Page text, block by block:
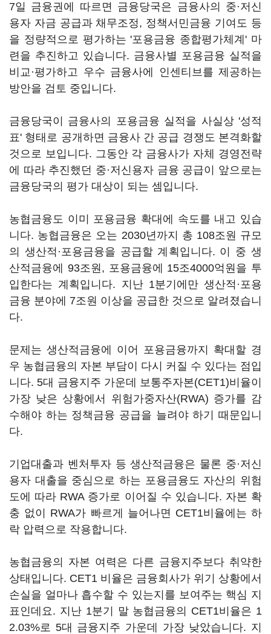
7일 금융권에 따르면 금융당국은 금융사의 중·저신
용자 자금 공급과 채무조정, 정책서민금융 기여도 등
을 정량적으로 평가하는 '포용금융 종합평가체계' 마
련을 추진하고 있습니다. 금융사별 포용금융 실적을
비교·평가하고 우수 금융사에 인센티브를 제공하는
방안을 검토 중입니다.
금융당국이 금융사의 포용금융 실적을 사실상 '성적
표' 형태로 공개하면 금융사 간 공급 경쟁도 본격화할
것으로 보입니다. 그동안 각 금융사가 자체 경영전략
에 따라 추진했던 중·저신용자 금융 공급이 앞으로는
금융당국의 평가 대상이 되는 셈입니다.
농협금융도 이미 포용금융 확대에 속도를 내고 있습
니다. 농협금융은 오는 2030년까지 총 108조원 규모
의 생산적·포용금융을 공급할 계획입니다. 이 중 생
산적금융에 93조원, 포용금융에 15조4000억원을 투
입한다는 계획입니다. 지난 1분기에만 생산적·포용
금융 분야에 7조원 이상을 공급한 것으로 알려졌습니
다.
문제는 생산적금융에 이어 포용금융까지 확대할 경
우 농협금융의 자본 부담이 다시 커질 수 있다는 점입
니다. 5대 금융지주 가운데 보통주자본(CET1)비율이
가장 낮은 상황에서 위험가중자산(RWA) 증가를 감
수해야 하는 정책금융 공급을 늘려야 하기 때문입니
다.
기업대출과 벤처투자 등 생산적금융은 물론 중·저신
용자 대출을 중심으로 하는 포용금융도 자산의 위험
도에 따라 RWA 증가로 이어질 수 있습니다. 자본 확
충 없이 RWA가 빠르게 늘어나면 CET1비율에는 하
락 압력으로 작용합니다.
농협금융의 자본 여력은 다른 금융지주보다 취약한
상태입니다. CET1 비율은 금융회사가 위기 상황에서
손실을 얼마나 흡수할 수 있는지를 보여주는 핵심 지
표인데요. 지난 1분기 말 농협금융의 CET1비율은 1
2.03%로 5대 금융지주 가운데 가장 낮았습니다. 지